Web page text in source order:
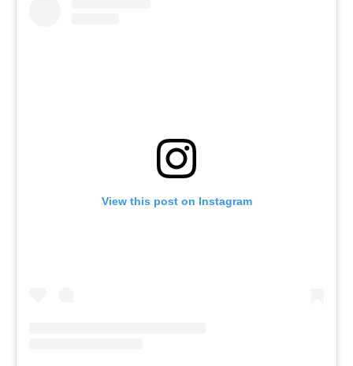
View this post on Instagram